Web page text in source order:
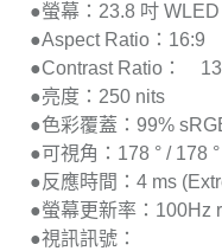
●螢幕：23.8 吋
●Aspect Ratio：16:9
●Contrast Ratio：
●亮度：250 nits
●色彩覆蓋：99%
●可視角：178 ° / 178
●反應時間：4 ms
●螢幕更新率：100Hz
●視訊訊號：